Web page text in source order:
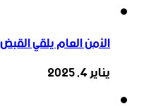
الأمن العام يلقي
يناير 4, 2025